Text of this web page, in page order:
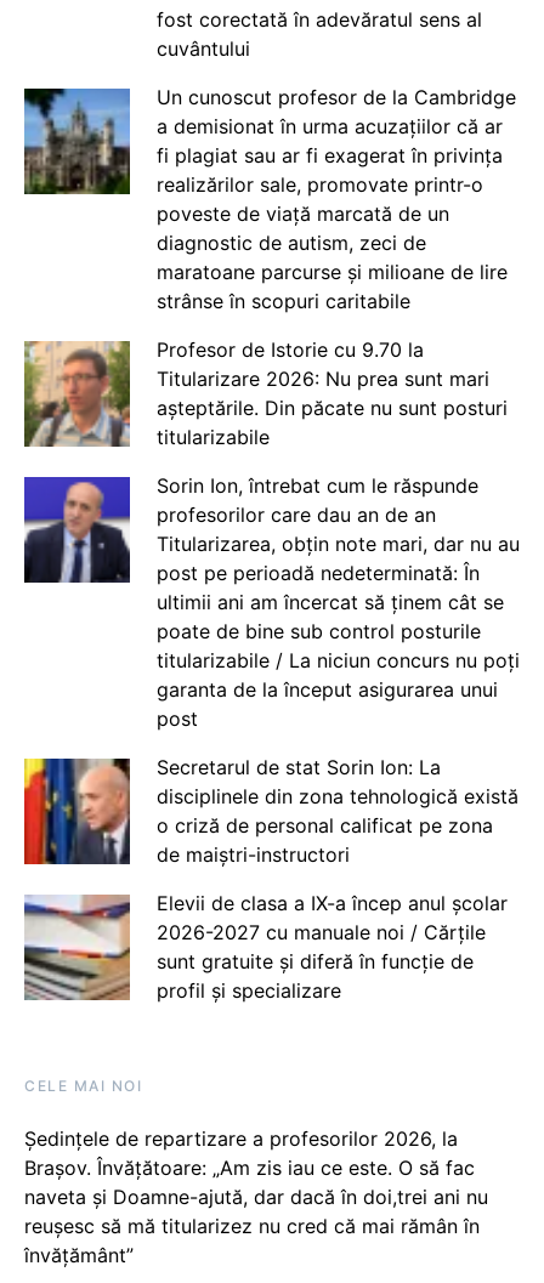
fost corectată în adevăratul sens al
cuvântului
Un cunoscut profesor de la Cambridge
a demisionat în urma acuzațiilor că ar
fi plagiat sau ar fi exagerat în privința
realizărilor sale, promovate printr-o
poveste de viață marcată de un
diagnostic de autism, zeci de
maratoane parcurse și milioane de lire
strânse în scopuri caritabile
Profesor de Istorie cu 9.70 la
Titularizare 2026: Nu prea sunt mari
așteptările. Din păcate nu sunt posturi
titularizabile
Sorin Ion, întrebat cum le răspunde
profesorilor care dau an de an
Titularizarea, obțin note mari, dar nu au
post pe perioadă nedeterminată: În
ultimii ani am încercat să ținem cât se
poate de bine sub control posturile
titularizabile / La niciun concurs nu poți
garanta de la început asigurarea unui
post
Secretarul de stat Sorin Ion: La
disciplinele din zona tehnologică există
o criză de personal calificat pe zona
de maiștri-instructori
Elevii de clasa a IX-a încep anul școlar
2026-2027 cu manuale noi / Cărțile
sunt gratuite și diferă în funcție de
profil și specializare
CELE MAI NOI
Ședințele de repartizare a profesorilor 2026, la
Brașov. Învățătoare: „Am zis iau ce este. O să fac
naveta și Doamne-ajută, dar dacă în doi,trei ani nu
reușesc să mă titularizez nu cred că mai rămân în
învățământ”